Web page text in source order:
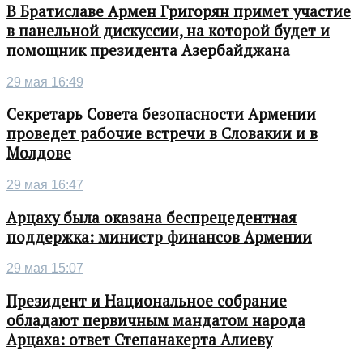
В Братиславе Армен Григорян примет участие
в панельной дискуссии, на которой будет и
помощник президента Азербайджана
29 мая 16:49
Секретарь Совета безопасности Армении
проведет рабочие встречи в Словакии и в
Молдове
29 мая 16:47
Арцаху была оказана беспрецедентная
поддержка: министр финансов Армении
29 мая 15:07
Президент и Национальное собрание
обладают первичным мандатом народа
Арцаха: ответ Степанакерта Алиеву